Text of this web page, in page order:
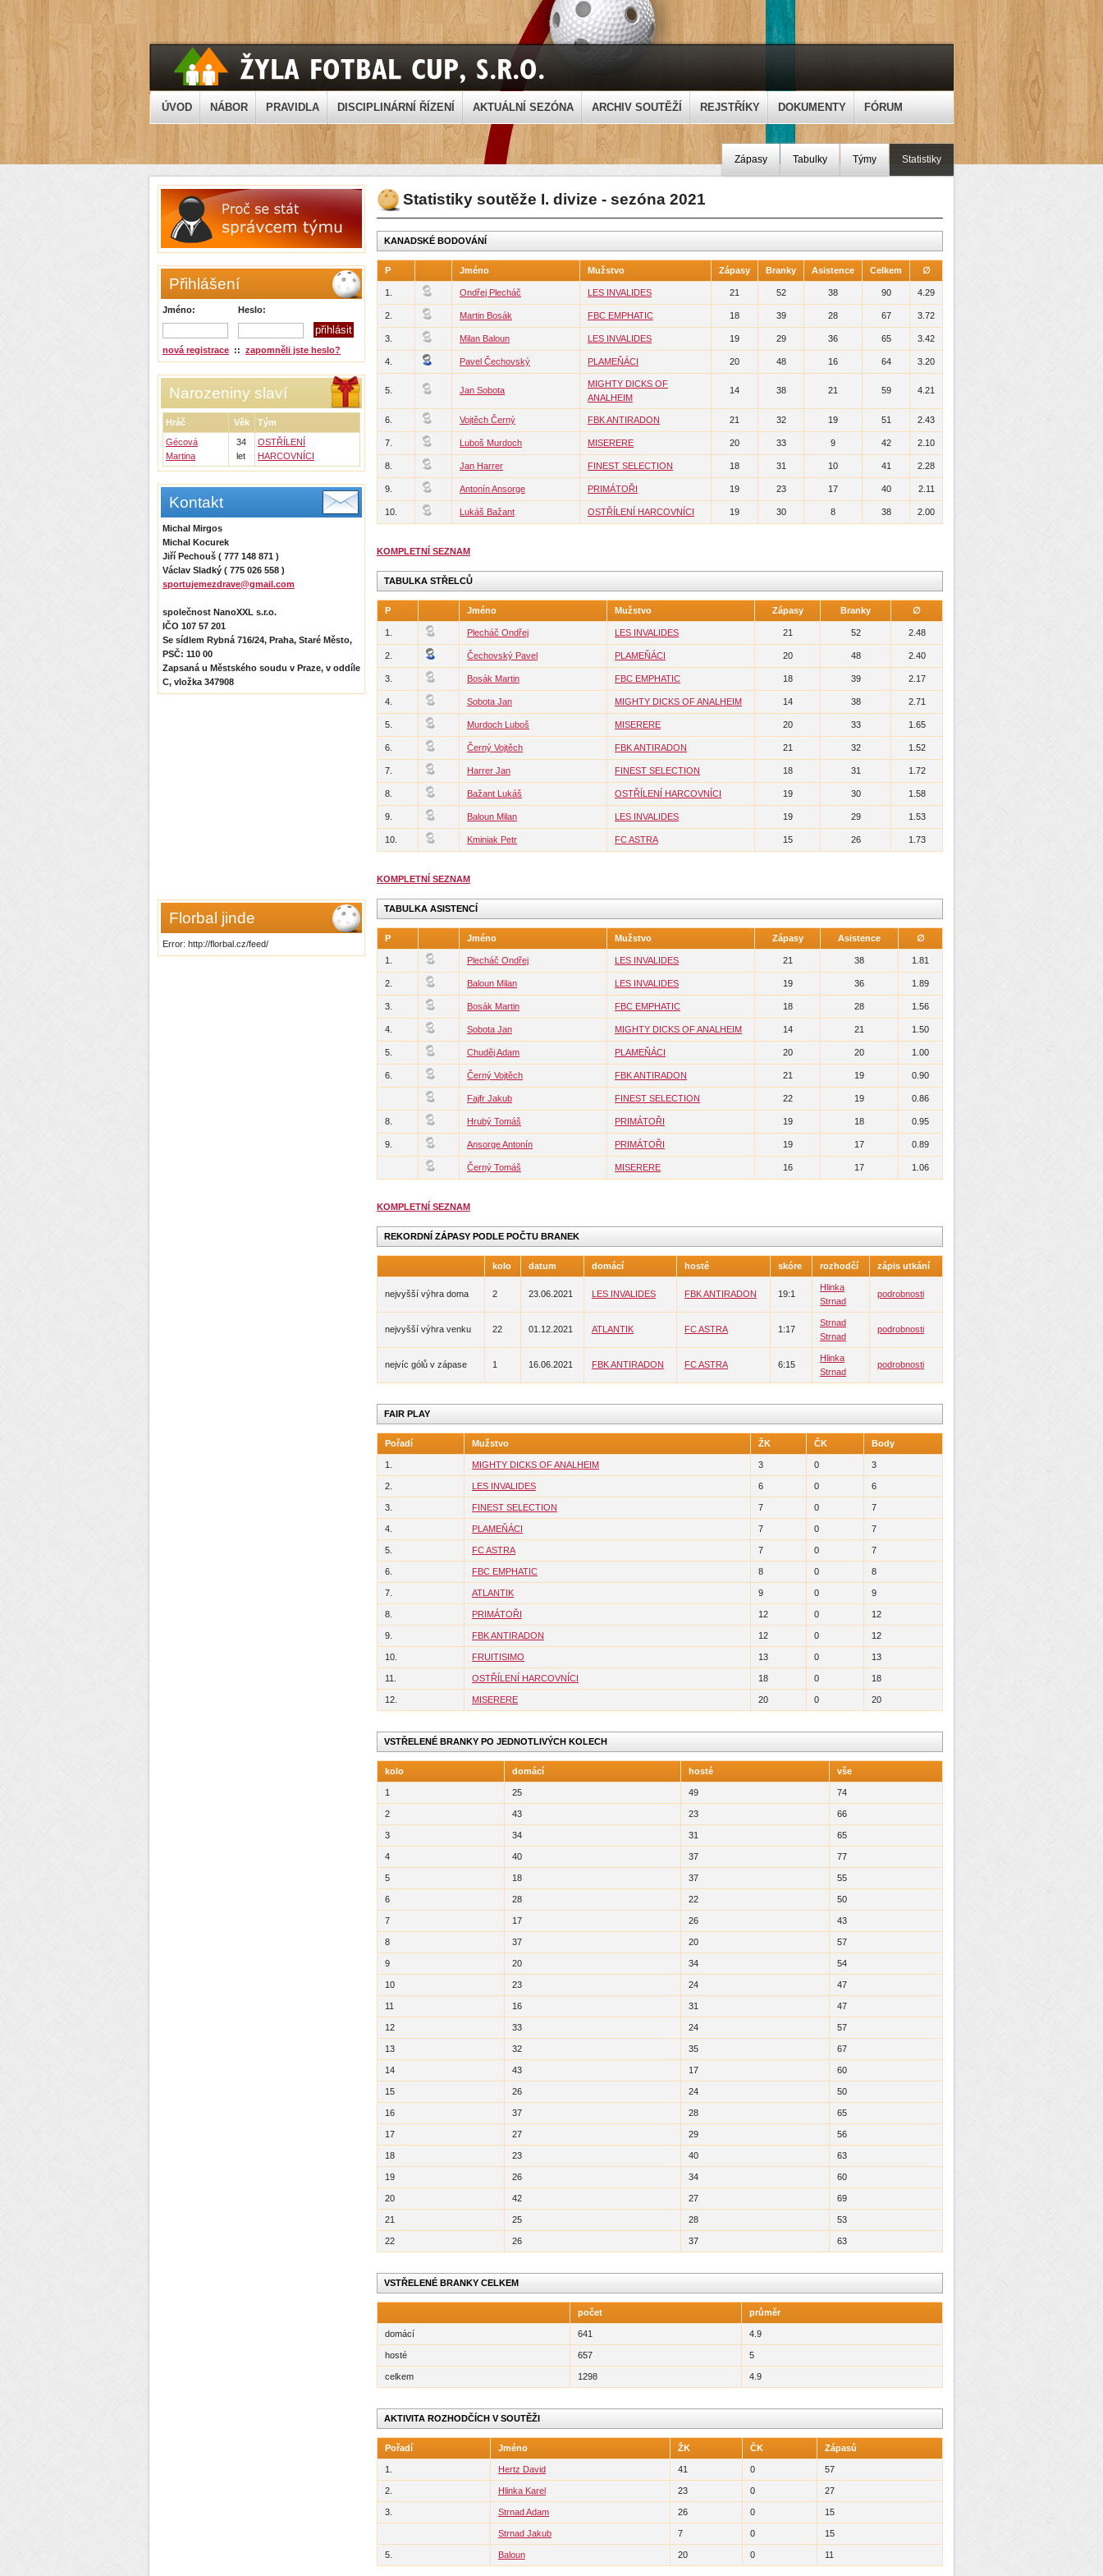
ÚVOD NÁBOR PRAVIDLA DISCIPLINÁRNÍ ŘÍZENÍ AKTUÁLNÍ SEZÓNA ARCHIV SOUTĚŽÍ REJSTŘÍKY DOKUMENTY FÓRUM
Přihlášení
Jméno: Heslo:
nová registrace :: zapomněli jste heslo?
Narozeniny slaví
Hráč Věk
Tým
Gécová
Martina
34
let
OSTŘÍLENÍ
HARCOVNÍCI
Kontakt
Michal Mirgos
Michal Kocurek
Jiří Pechouš ( 777 148 871 )
Václav Sladký ( 775 026 558 )
sportujemezdrave@gmail.com
společnost NanoXXL s.r.o.
IČO 107 57 201
Se sídlem Rybná 716/24, Praha, Staré Město,
PSČ: 110 00
Zapsaná u Městského soudu v Praze, v oddíle
C, vložka 347908
Florbal jinde
Error: http://florbal.cz/feed/
Zápasy Tabulky Týmy Statistiky
Statistiky soutěže I. divize - sezóna 2021
KANADSKÉ BODOVÁNÍ
P Jméno Mužstvo Zápasy Branky Asistence Celkem ∅
1. Ondřej Plecháč LES INVALIDES 21 52 38 90 4.29
2. Martin Bosák FBC EMPHATIC 18 39 28 67 3.72
3. Milan Baloun LES INVALIDES 19 29 36 65 3.42
4. Pavel Čechovský PLAMEŇÁCI 20 48 16 64 3.20
5. Jan Sobota
MIGHTY DICKS OF
ANALHEIM
14 38 21 59 4.21
6. Vojtěch Černý FBK ANTIRADON 21 32 19 51 2.43
7. Luboš Murdoch MISERERE 20 33 9 42 2.10
8. Jan Harrer FINEST SELECTION 18 31 10 41 2.28
9. Antonín Ansorge PRIMÁTOŘI 19 23 17 40 2.11
10. Lukáš Bažant OSTŘÍLENÍ HARCOVNÍCI 19 30 8 38 2.00
KOMPLETNÍ SEZNAM
TABULKA STŘELCŮ
P Jméno Mužstvo Zápasy Branky ∅
1. Plecháč Ondřej LES INVALIDES 21 52 2.48
2. Čechovský Pavel PLAMEŇÁCI 20 48 2.40
3. Bosák Martin FBC EMPHATIC 18 39 2.17
4. Sobota Jan MIGHTY DICKS OF ANALHEIM 14 38 2.71
5. Murdoch Luboš MISERERE 20 33 1.65
6. Černý Vojtěch FBK ANTIRADON 21 32 1.52
7. Harrer Jan FINEST SELECTION 18 31 1.72
8. Bažant Lukáš OSTŘÍLENÍ HARCOVNÍCI 19 30 1.58
9. Baloun Milan LES INVALIDES 19 29 1.53
10. Kminiak Petr FC ASTRA 15 26 1.73
KOMPLETNÍ SEZNAM
TABULKA ASISTENCÍ
P Jméno Mužstvo Zápasy Asistence ∅
1. Plecháč Ondřej LES INVALIDES 21 38 1.81
2. Baloun Milan LES INVALIDES 19 36 1.89
3. Bosák Martin FBC EMPHATIC 18 28 1.56
4. Sobota Jan MIGHTY DICKS OF ANALHEIM 14 21 1.50
5. Chuděj Adam PLAMEŇÁCI 20 20 1.00
6. Černý Vojtěch FBK ANTIRADON 21 19 0.90
Fajfr Jakub FINEST SELECTION 22 19 0.86
8. Hrubý Tomáš PRIMÁTOŘI 19 18 0.95
9. Ansorge Antonín PRIMÁTOŘI 19 17 0.89
Černý Tomáš MISERERE 16 17 1.06
KOMPLETNÍ SEZNAM
REKORDNÍ ZÁPASY PODLE POČTU BRANEK
kolo datum domácí hosté skóre rozhodčí zápis utkání
nejvyšší výhra doma 2 23.06.2021 LES INVALIDES FBK ANTIRADON 19:1
Hlinka
Strnad
podrobnosti
nejvyšší výhra venku 22 01.12.2021 ATLANTIK FC ASTRA 1:17
Strnad
Strnad
podrobnosti
nejvíc gólů v zápase 1 16.06.2021 FBK ANTIRADON FC ASTRA 6:15
Hlinka
Strnad
podrobnosti
FAIR PLAY
Pořadí Mužstvo ŽK ČK Body
1. MIGHTY DICKS OF ANALHEIM 3 0 3
2. LES INVALIDES 6 0 6
3. FINEST SELECTION 7 0 7
4. PLAMEŇÁCI 7 0 7
5. FC ASTRA 7 0 7
6. FBC EMPHATIC 8 0 8
7. ATLANTIK 9 0 9
8. PRIMÁTOŘI 12 0 12
9. FBK ANTIRADON 12 0 12
10. FRUITISIMO 13 0 13
11. OSTŘÍLENÍ HARCOVNÍCI 18 0 18
12. MISERERE 20 0 20
VSTŘELENÉ BRANKY PO JEDNOTLIVÝCH KOLECH
kolo domácí hosté vše
1 25 49 74
2 43 23 66
3 34 31 65
4 40 37 77
5 18 37 55
6 28 22 50
7 17 26 43
8 37 20 57
9 20 34 54
10 23 24 47
11 16 31 47
12 33 24 57
13 32 35 67
14 43 17 60
15 26 24 50
16 37 28 65
17 27 29 56
18 23 40 63
19 26 34 60
20 42 27 69
21 25 28 53
22 26 37 63
VSTŘELENÉ BRANKY CELKEM
počet průměr
domácí 641 4.9
hosté 657 5
celkem 1298 4.9
AKTIVITA ROZHODČÍCH V SOUTĚŽI
Pořadí Jméno ŽK ČK Zápasů
1. Hertz David 41 0 57
2. Hlinka Karel 23 0 27
3. Strnad Adam 26 0 15
Strnad Jakub 7 0 15
5. Baloun 20 0 11